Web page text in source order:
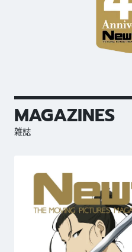
MAGAZINES
雑誌